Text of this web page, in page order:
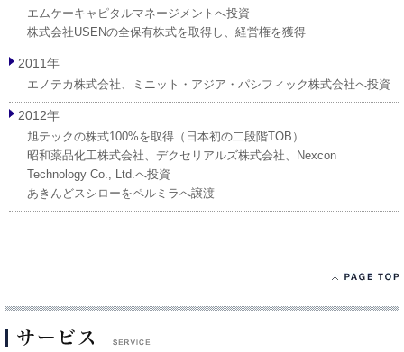
エムケーキャピタルマネージメントへ投資
株式会社USENの全保有株式を取得し、経営権を獲得
2011年
エノテカ株式会社、ミニット・アジア・パシフィック株式会社へ投資
2012年
旭テックの株式100%を取得（日本初の二段階TOB）
昭和薬品化工株式会社、デクセリアルズ株式会社、Nexcon
Technology Co., Ltd.へ投資
あきんどスシローをペルミラへ譲渡